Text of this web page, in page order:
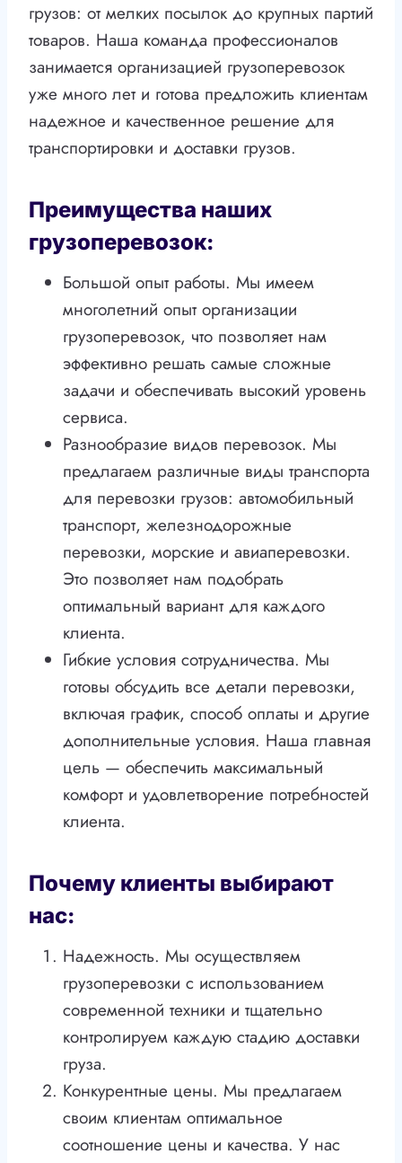
грузов: от мелких посылок до крупных партий
товаров. Наша команда профессионалов
занимается организацией грузоперевозок
уже много лет и готова предложить клиентам
надежное и качественное решение для
транспортировки и доставки грузов.
Преимущества наших
грузоперевозок:
Большой опыт работы. Мы имеем
многолетний опыт организации
грузоперевозок, что позволяет нам
эффективно решать самые сложные
задачи и обеспечивать высокий уровень
сервиса.
Разнообразие видов перевозок. Мы
предлагаем различные виды транспорта
для перевозки грузов: автомобильный
транспорт, железнодорожные
перевозки, морские и авиаперевозки.
Это позволяет нам подобрать
оптимальный вариант для каждого
клиента.
Гибкие условия сотрудничества. Мы
готовы обсудить все детали перевозки,
включая график, способ оплаты и другие
дополнительные условия. Наша главная
цель — обеспечить максимальный
комфорт и удовлетворение потребностей
клиента.
Почему клиенты выбирают
нас:
Надежность. Мы осуществляем
грузоперевозки с использованием
современной техники и тщательно
контролируем каждую стадию доставки
груза.
Конкурентные цены. Мы предлагаем
своим клиентам оптимальное
соотношение цены и качества. У нас